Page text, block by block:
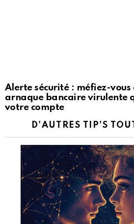
Alerte sécurité : méfiez-vous
arnaque bancaire virulente
votre compte
D'AUTRES TIP'S